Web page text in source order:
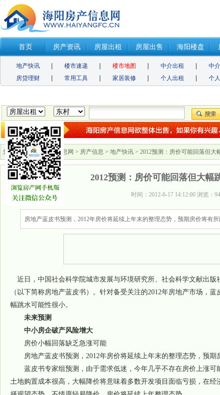
首页 房产资讯 房屋出租 房屋出售 海阳楼盘
地产快讯 楼市速递 楼市地图 中介出租
中
房贷理财
常用工具 家居装修 个人出租 个
您的位置：海阳房产信息网 > 房产信息 > 地产快讯 > 2012预测：房价可能回落但大
2012预测：房价可能回落但大幅
时间：2012-6-17 14:12:00 浏览：
房地产蓝皮书预测，2012年房价将延续上年末的整理态势，预期房价将有
近日，中国社会科学院城市发展与环境研究所、社会科学文献出版
（以下简称房地产蓝皮书）。针对备受关注的2012年房地产市场，
幅跳水可能性很小。
未来预测
中小房企破产风险增大
房价小幅回落缺乏急涨可能
房地产蓝皮书预测，2012年房价将延续上年末的整理态势，预期
蓝皮书专家组预测，由于需求低迷，今年几乎不存在房价上涨可
土地购置成本很高，大幅降价将意味着多数开发项目面临亏损，在